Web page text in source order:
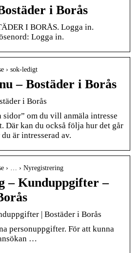
i Borås
I BORÅS. Logga in.
Logga in.
› sok-ledigt
– Bostäder i Borås
i Borås
sidor” om du vill anmäla intresse
Där kan du också följa hur det går
är intresserad av.
› … › Nyregistrering
– Kunduppgifter –
| Bostäder i Borås
personuppgifter. För att kunna
…